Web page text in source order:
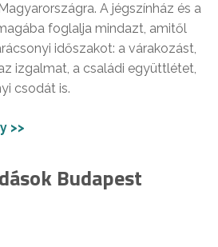
A jégszínház és a
foglalja mindazt, amitől
időszakot: a várakozást,
izgalmat, a családi együttlétet,
csodát is.
>>
Budapest